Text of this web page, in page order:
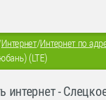
Интернет/Интернет по
(LTE)
интернет -